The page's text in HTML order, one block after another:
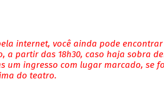
internet, você ainda pode
a partir das 18h30, caso haja sobra
um ingresso com lugar marcado, se
do teatro.